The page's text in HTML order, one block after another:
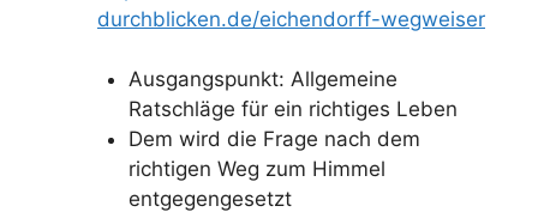
durchblicken.de/eichendorff-wegweiser
Ausgangspunkt: Allgemeine
Ratschläge für ein richtiges Leben
Dem wird die Frage nach dem
richtigen Weg zum Himmel
entgegengesetzt